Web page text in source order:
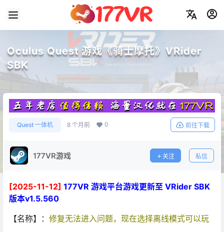
Oculus Quest 游戏《骑士摩托》VRider
SBK
Quest 一体机 8 个月前 0 前往下载
177VR游戏 关注 私信
[2025-11-12] 177VR 游戏平台游戏更新至 VRider SBK
版本v1.5.560
【名称】： 修复无法进入问题，现在选择离线模式可以玩